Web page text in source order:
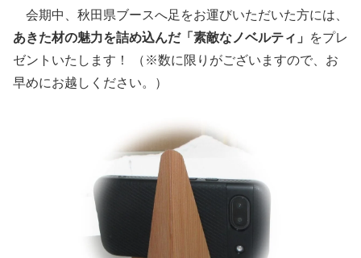
会期中、秋田県ブースへ足をお運びいただいた方には、
あきた材の魅力を詰め込んだ「素敵なノベルティ」
をプレ
ゼントいたします！ （※数に限りがございますので、お
早めにお越しください。）